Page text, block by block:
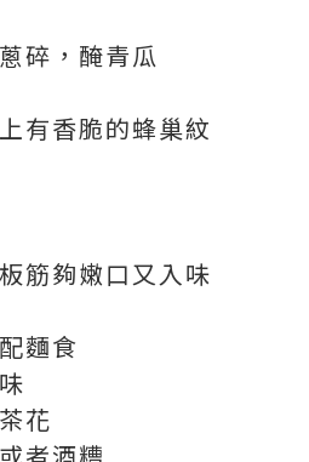
碎，醃青瓜
有香脆的蜂巢紋
筋夠嫩口又入味
麵食
花